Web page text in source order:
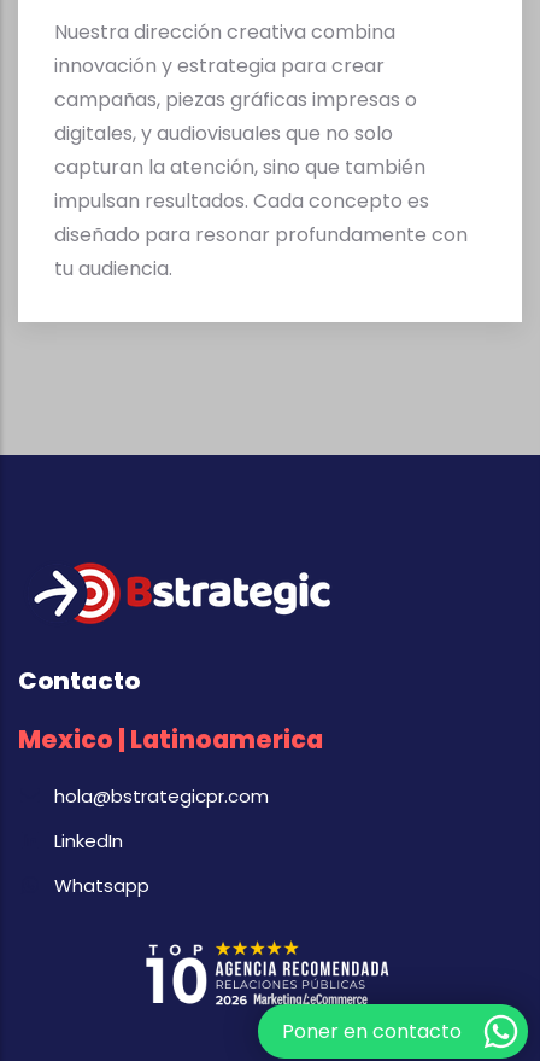
Nuestra dirección creativa combina
innovación y estrategia para crear
campañas, piezas gráficas impresas o
digitales, y audiovisuales que no solo
capturan la atención, sino que también
impulsan resultados. Cada concepto es
diseñado para resonar profundamente con
tu audiencia.
Contacto
Mexico | Latinoamerica
hola@bstrategicpr.com
LinkedIn
Whatsapp
Poner en contacto